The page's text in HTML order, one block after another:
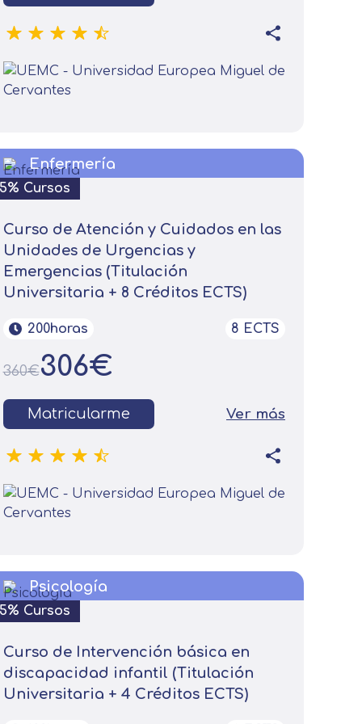
Enfermería
Cursos
Curso de Atención y Cuidados en las
Unidades de Urgencias y
Emergencias (Titulación
Universitaria + 8 Créditos ECTS)
200horas 8 ECTS
360€306€
Matricularme Ver más
Psicología
Cursos
Curso de Intervención básica en
discapacidad infantil (Titulación
Universitaria + 4 Créditos ECTS)
tus preferencias, mediante el
asegurarle el correcto
Leer más